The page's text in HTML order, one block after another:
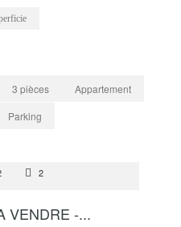
3 pièces
Appartement
Parking
2
VENDRE -...